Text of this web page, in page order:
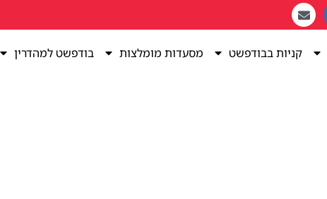
קניות בבודפשט מסעדות מומלצות בודפשט למהדרין